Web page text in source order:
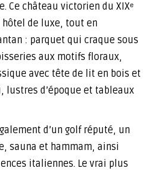
Ce château victorien du XIXᵉ
de luxe, tout en
: parquet qui craque sous
aux motifs floraux,
avec tête de lit en bois et
d’époque et tableaux
d’un golf réputé, un
sauna et hammam, ainsi
italiennes. Le vrai plus